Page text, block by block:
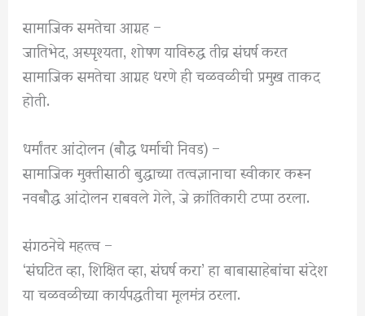
सामाजिक समतेचा आग्रह –
जातिभेद, अस्पृश्यता, शोषण याविरुद्ध तीव्र संघर्ष करत
सामाजिक समतेचा आग्रह धरणे ही चळवळीची प्रमुख ताकद
होती.
धर्मांतर आंदोलन (बौद्ध धर्माची निवड) –
सामाजिक मुक्तीसाठी बुद्धाच्या तत्वज्ञानाचा स्वीकार करून
नवबौद्ध आंदोलन राबवले गेले, जे क्रांतिकारी टप्पा ठरला.
संगठनेचे महत्त्व –
‘संघटित व्हा, शिक्षित व्हा, संघर्ष करा’ हा बाबासाहेबांचा संदेश
या चळवळीच्या कार्यपद्धतीचा मूलमंत्र ठरला.